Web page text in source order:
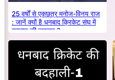
25 वर्षों से एकछत्र मनोज-विनय राज
: जानें क्यों है धनबाद क्रिकेट संघ में
बदलाव की जरूरत ?